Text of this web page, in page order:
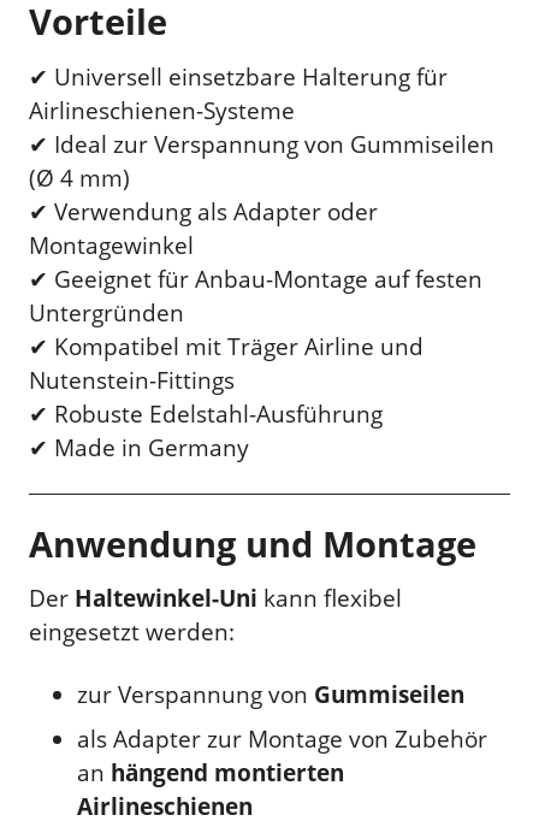
Vorteile
✔ Universell einsetzbare Halterung für
Airlineschienen-Systeme
✔ Ideal zur Verspannung von Gummiseilen
(Ø 4 mm)
✔ Verwendung als Adapter oder
Montagewinkel
✔ Geeignet für Anbau-Montage auf festen
Untergründen
✔ Kompatibel mit Träger Airline und
Nutenstein-Fittings
✔ Robuste Edelstahl-Ausführung
✔ Made in Germany
Anwendung und Montage
Der Haltewinkel-Uni kann flexibel
eingesetzt werden:
zur Verspannung von Gummiseilen
als Adapter zur Montage von Zubehör
an hängend montierten
Airlineschienen